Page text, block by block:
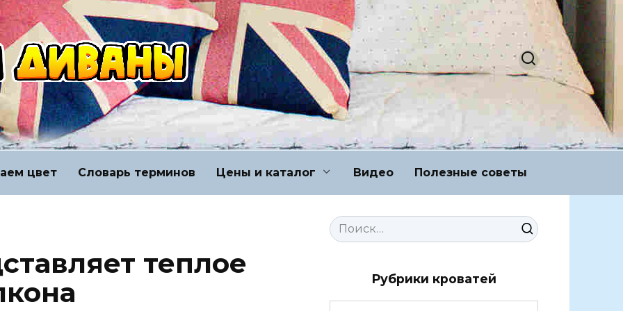
цвет Словарь терминов Цены и каталог Видео Полезные советы
теплое
Search
for:
Рубрики кроватей